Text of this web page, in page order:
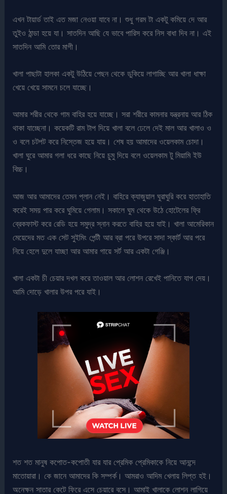
এখন টায়ার্ড তাই এত মজা নেওয়া যাবে না। শুধু গরম টা একটু কমিয়ে দে আর
তুইও ঠান্ডা হয়ে যা। সাতদিন আছি যে ভাবে পারিস করে নিস বাধা দিব না। এই
সাতদিন আমি তোর মাগী।
খালা পাছাটা হালকা একটু উঠিয়ে পেছন থেকে ডুকিয়ে লাগাচ্ছি আর খালা ধাক্ষা
খেয়ে খেয়ে সামনে চলে যাচ্ছে।
আমার শরীর থেকে গাম বাহির হয়ে যাচ্ছে। সরা শরীরে কামনার যন্ত্রনায় আর ঠিক
থাকা যাচ্ছেনা। কয়েকটি রাম টাপ দিয়ে খালা বলে ঢেলে দেই মাল আর খালাও ও
ও বলে চটপট করে নিস্তেজ হয়ে যায়। শেষ হয় আমাদের ওয়েলকাম চোদা।
খালা ঘুরে আমার গলা ধরে কাছে নিয়ে চুমু দিয়ে বলে ওয়েলকাম টু মিয়ামি ইউ
বিচ্চ।
আজ আর আমাদের তেমন প্লান নেই। বাহিরে ক্যাজুয়াল ঘুরাঘুরি করে হাতাহাতি
করেই সময় পার করে ঘুমিয়ে গেলাম। সকালে ঘুম থেকে উঠে হোটেলের ফ্রি
ব্রেকফাস্ট করে রেডি হয়ে সমুদ্র স্নান করতে বাহির হয়ে যাই। খালা আমেরিকান
মেয়েদের মত এক সেট সুইমিং পেন্টী আর ব্রা পরে উপরে সাদা স্কার্ট আর পরে
নিয়ে হেলে দুলে যাচ্ছা আর আমার গায়ে সর্ট আর একটা গেঞ্জি।
খালা একটা চী চেয়ার দখল করে তাওয়াল আর লোশন রেখেই পানিতে যাপ দেয়।
আমি দোড়ে খালার উপর পরে যাই।
শত শত মানুষ কপোত-কপোতী যার যার প্রেমিক প্রেমিকাকে নিয়ে আনন্দে
মাতোয়ারা। কে জানে আমাদের কি সম্পর্ক। আমরাও আদিম খেলায় লিপ্ত হই।
অনেক্ষন সাতার কেটে ফিরে এসে চেয়ারে বসে। আমাই খালাকে লোশন লাগিয়ে